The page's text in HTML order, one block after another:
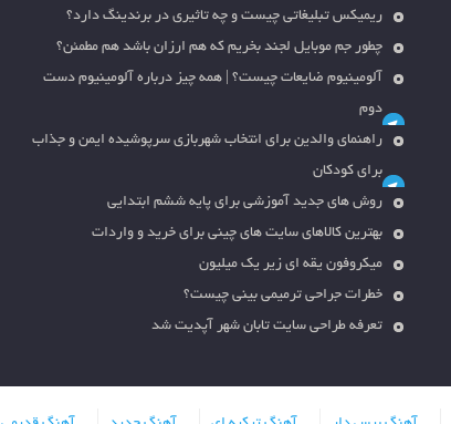
ریمیکس تبلیغاتی چیست و چه تاثیری در برندینگ دارد؟
چطور جم موبایل لجند بخریم که هم ارزان باشد هم مطمئن؟
آلومینیوم ضایعات چیست؟ | همه چیز درباره آلومینیوم دست
دوم
راهنمای والدین برای انتخاب شهربازی سرپوشیده ایمن و جذاب
برای کودکان
روش های جدید آموزشی برای پایه ششم ابتدایی
بهترین کالاهای سایت های چینی برای خرید و واردات
میکروفون یقه ای زیر یک میلیون
خطرات جراحی ترمیمی بینی چیست؟
تعرفه طراحی سایت تابان شهر آپدیت شد